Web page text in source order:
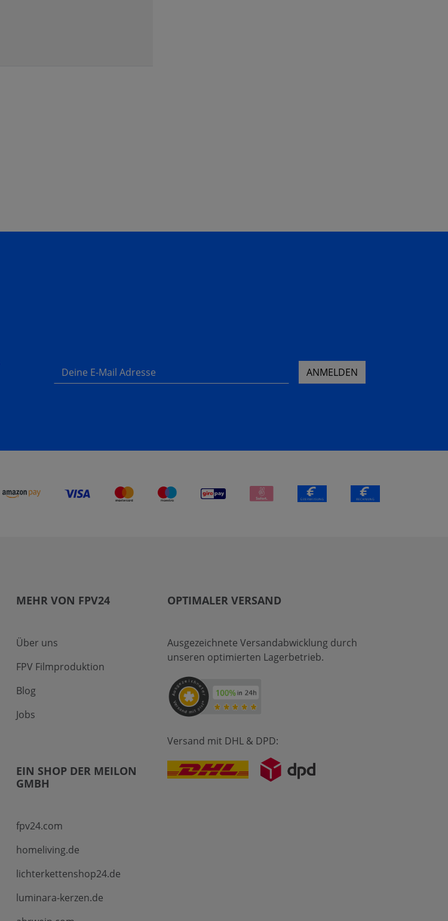
Deine E-Mail Adresse ANMELDEN
MEHR VON FPV24
Über uns
FPV Filmproduktion
Blog
Jobs
EIN SHOP DER MEILON
GMBH
fpv24.com
homeliving.de
lichterkettenshop24.de
luminara-kerzen.de
OPTIMALER VERSAND
Ausgezeichnete Versandabwicklung durch
unseren optimierten Lagerbetrieb.
Versand mit DHL & DPD: